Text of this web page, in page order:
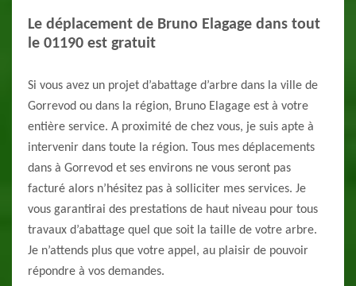
Le déplacement de Bruno Elagage dans tout
le 01190 est gratuit
Si vous avez un projet d’abattage d’arbre dans la ville de
Gorrevod ou dans la région, Bruno Elagage est à votre
entière service. A proximité de chez vous, je suis apte à
intervenir dans toute la région. Tous mes déplacements
dans à Gorrevod et ses environs ne vous seront pas
facturé alors n’hésitez pas à solliciter mes services. Je
vous garantirai des prestations de haut niveau pour tous
travaux d’abattage quel que soit la taille de votre arbre.
Je n’attends plus que votre appel, au plaisir de pouvoir
répondre à vos demandes.